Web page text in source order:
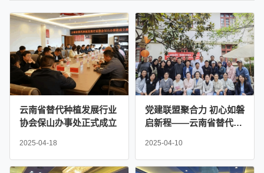
云南省替代种植发展行业
协会保山办事处正式成立
2025-04-18
党建联盟聚合力 初心如磐
启新程——云南省替代种
合严家地社区党委举办主
题茶话会
2025-04-10